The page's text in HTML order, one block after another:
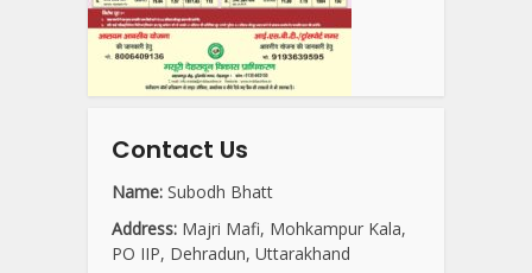
Contact Us
Name: Subodh Bhatt
Address: Majri Mafi, Mohkampur Kala,
PO IIP, Dehradun, Uttarakhand